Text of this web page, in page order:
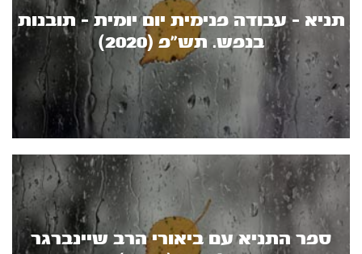
תניא - עבודה פנימית יום יומית - תובנות
בנפש. תש"פ (2020)
ספר התניא עם ביאורי הרב שיינברגר